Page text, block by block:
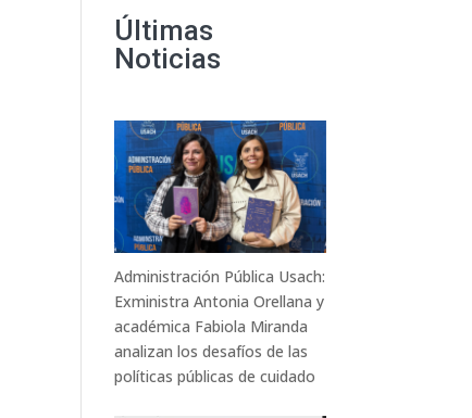
Últimas
Noticias
Administración Pública Usach:
Exministra Antonia Orellana y
académica Fabiola Miranda
analizan los desafíos de las
políticas públicas de cuidado